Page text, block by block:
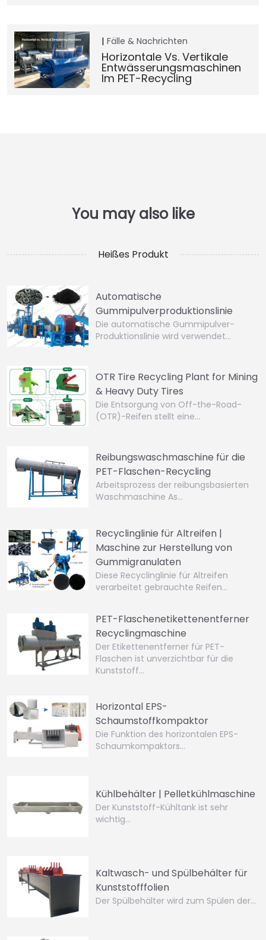
Fälle & Nachrichten
Horizontale Vs. Vertikale
Entwässerungsmaschinen
Im PET-Recycling
Heißes Produkt
Automatische
Gummipulverproduktionslinie
Die automatische Gummipulver-
Produktionslinie wird verwendet…
OTR Tire Recycling Plant for Mining
& Heavy Duty Tires
Die Entsorgung von Off-the-Road-
(OTR)-Reifen stellt eine…
Reibungswaschmaschine für die
PET-Flaschen-Recycling
Arbeitsprozess der reibungsbasierten
Waschmaschine As…
Recyclinglinie für Altreifen |
Maschine zur Herstellung von
Gummigranulaten
Diese Recyclinglinie für Altreifen
verarbeitet gebrauchte Reifen…
PET-Flaschenetikettenentferner
Recyclingmaschine
Der Etikettenentferner für PET-
Flaschen ist unverzichtbar für die
Kunststoff…
Horizontal EPS-
Schaumstoffkompaktor
Die Funktion des horizontalen EPS-
Schaumkompaktors…
Kühlbehälter | Pelletkühlmaschine
Der Kunststoff-Kühltank ist sehr
wichtig…
Kaltwasch- und Spülbehälter für
Kunststofffolien
Der Spülbehälter wird zum Spülen der…